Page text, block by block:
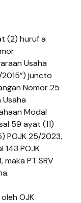
(2) huruf a
Usaha
juncto
Nomor 25
Modal
59 ayat (11)
POJK 25/2023,
143 POJK
PT SRV
OJK